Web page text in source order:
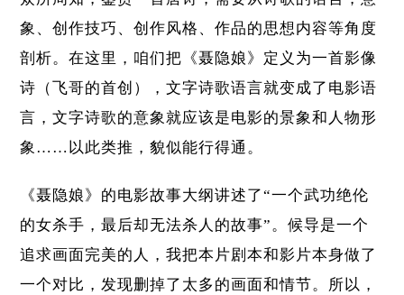
象、创作技巧、创作风格、作品的思想内容等角度
剖析。在这里，咱们把《聂隐娘》定义为一首影像
诗（飞哥的首创），文字诗歌语言就变成了电影语
言，文字诗歌的意象就应该是电影的景象和人物形
象……以此类推，貌似能行得通。
《聂隐娘》的电影故事大纲讲述了“一个武功绝伦
的女杀手，最后却无法杀人的故事”。候导是一个
追求画面完美的人，我把本片剧本和影片本身做了
一个对比，发现删掉了太多的画面和情节。所以，